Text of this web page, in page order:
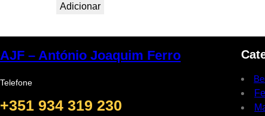
Adicionar
AJF – António Joaquim Ferro
Telefone
+351 934 319 230